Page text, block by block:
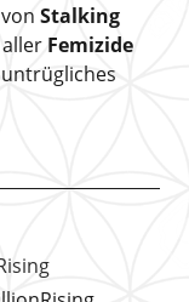
Stalking
Femizide